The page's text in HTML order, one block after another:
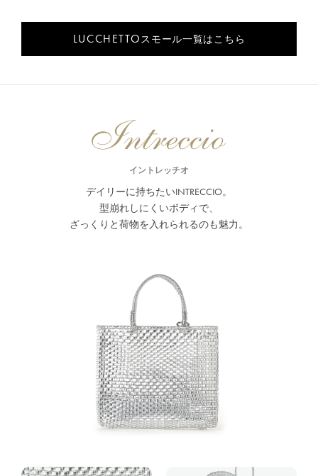
LUCCHETTOスモール一覧はこちら
イントレッチオ
デイリーに持ちたいINTRECCIO。
型崩れしにくいボディで、
ざっくりと荷物を入れられるのも魅力。